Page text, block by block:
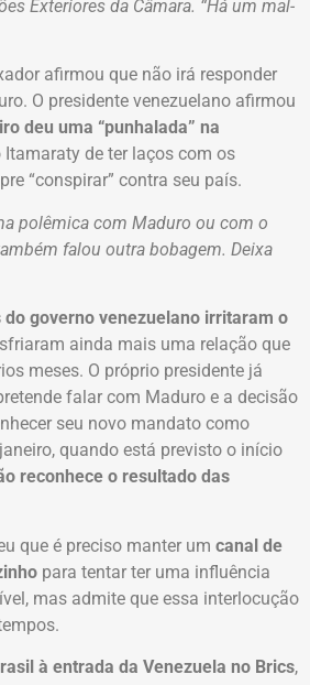
Exteriores da Câmara. “Há um mal-
afirmou que não irá responder
O presidente venezuelano afirmou
deu uma “punhalada” na
Itamaraty de ter laços com os
“conspirar” contra seu país.
polêmica com Maduro ou com o
falou outra bobagem. Deixa
do governo venezuelano irritaram o
ainda mais uma relação que
meses. O próprio presidente já
falar com Maduro e a decisão
seu novo mandato como
quando está previsto o início
reconhece o resultado das
que é preciso manter um canal de
para tentar ter uma influência
mas admite que essa interlocução
à entrada da Venezuela no Brics,